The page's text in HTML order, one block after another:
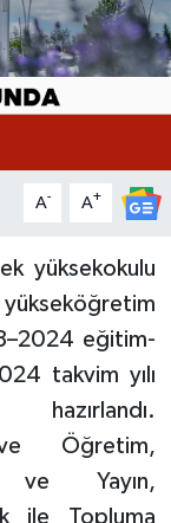
A- A+
yüksekokulu
eğitim-
takvim yılı
Öğretim,
ve Yayın,
ile Topluma